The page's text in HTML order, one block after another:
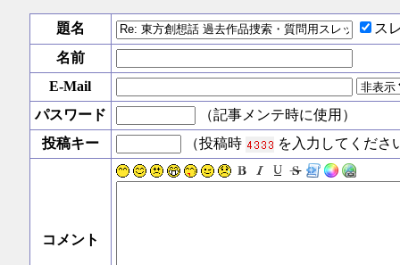
題名
ス
名前
E-Mail
パスワード
（記事メンテ時に使用）
投稿キー
（投稿時 を入力してくださ
コメント